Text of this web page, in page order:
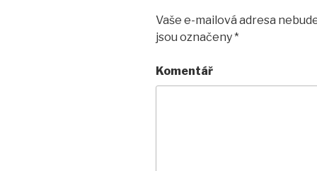
Vaše e-mailová adresa
jsou označeny*
Komentář